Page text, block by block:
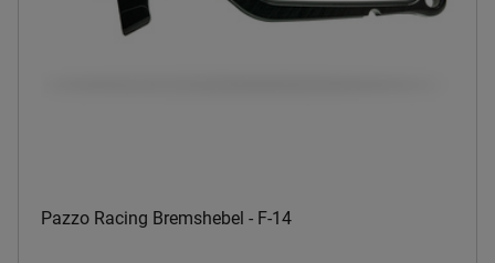
Pazzo Racing Bremshebel - F-14